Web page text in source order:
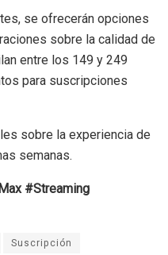
se ofrecerán opciones
sobre la calidad de
entre los 149 y 249
para suscripciones
sobre la experiencia de
semanas.
#Streaming
Suscripción